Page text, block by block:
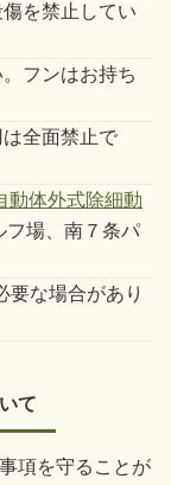
を禁止してい
フンはお持ち
全面禁止で
動体外式除細動
フ場、南７条パ
要な場合があり
て
項を守ることが